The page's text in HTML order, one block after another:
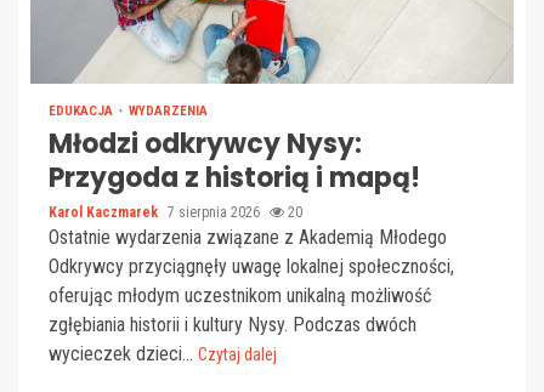
EDUKACJA WYDARZENIA
Młodzi odkrywcy Nysy:
Przygoda z historią i mapą!
Karol Kaczmarek 7 sierpnia 2026 20
Ostatnie wydarzenia związane z Akademią Młodego
Odkrywcy przyciągnęły uwagę lokalnej społeczności,
oferując młodym uczestnikom unikalną możliwość
zgłębiania historii i kultury Nysy. Podczas dwóch
wycieczek dzieci... Czytaj dalej